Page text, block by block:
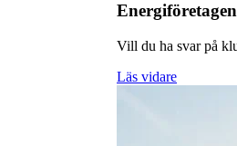
Vill du ha svar på
Läs vidare